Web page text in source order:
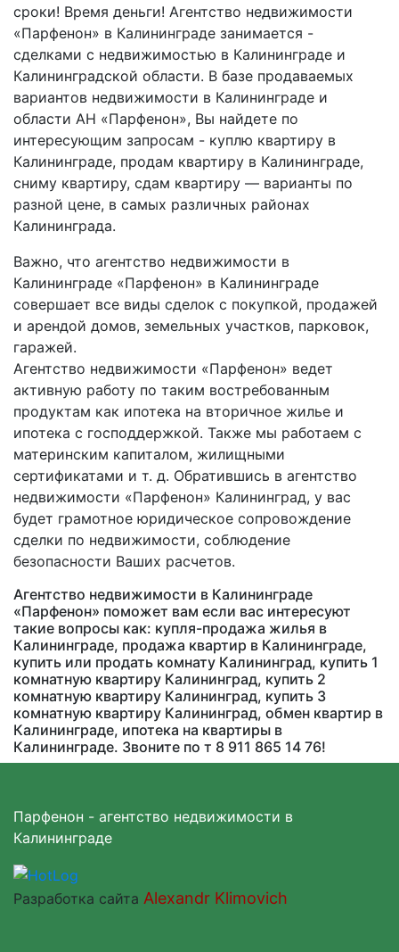
сроки! Время деньги! Агентство недвижимости
«Парфенон» в Калининграде занимается -
сделками с недвижимостью в Калининграде и
Калининградской области. В базе продаваемых
вариантов недвижимости в Калининграде и
области АН «Парфенон», Вы найдете по
интересующим запросам - куплю квартиру в
Калининграде, продам квартиру в Калининграде,
сниму квартиру, сдам квартиру — варианты по
разной цене, в самых различных районах
Калининграда.
Важно, что агентство недвижимости в
Калининграде «Парфенон» в Калининграде
совершает все виды сделок с покупкой, продажей
и арендой домов, земельных участков, парковок,
гаражей.
Агентство недвижимости «Парфенон» ведет
активную работу по таким востребованным
продуктам как ипотека на вторичное жилье и
ипотека с господдержкой. Также мы работаем с
материнским капиталом, жилищными
сертификатами и т. д. Обратившись в агентство
недвижимости «Парфенон» Калининград, у вас
будет грамотное юридическое сопровождение
сделки по недвижимости, соблюдение
безопасности Ваших расчетов.
Агентство недвижимости в Калининграде
«Парфенон» поможет вам если вас интересуют
такие вопросы как: купля-продажа жилья в
Калининграде, продажа квартир в Калининграде,
купить или продать комнату Калининград, купить 1
комнатную квартиру Калининград, купить 2
комнатную квартиру Калининград, купить 3
комнатную квартиру Калининград, обмен квартир в
Калининграде, ипотека на квартиры в
Калининграде. Звоните по т 8 911 865 14 76!
Парфенон - агентство недвижимости в
Калининграде
Разработка сайта Alexandr Klimovich